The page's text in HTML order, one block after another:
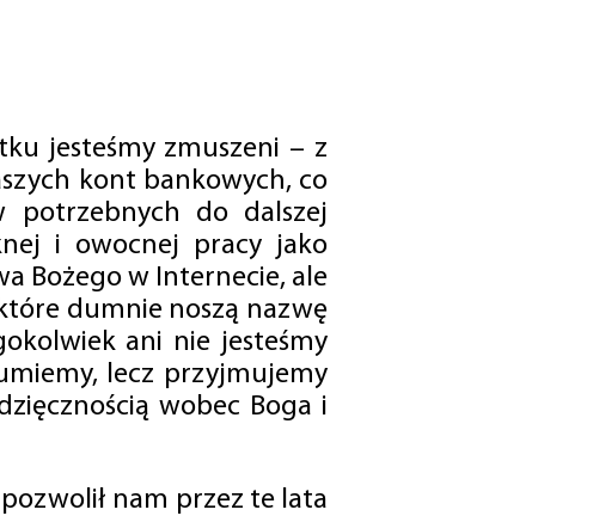
jesteśmy zmuszeni – z
kont bankowych, co
potrzebnych do dalszej
i owocnej pracy jako
Bożego w Internecie, ale
dumnie noszą nazwę
ani nie jesteśmy
lecz przyjmujemy
wobec Boga i
nam przez te lata